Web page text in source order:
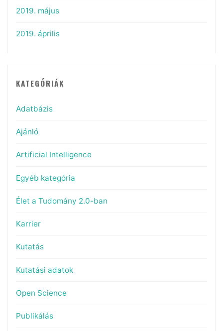
2019. május
2019. április
KATEGÓRIÁK
Adatbázis
Ajánló
Artificial Intelligence
Egyéb kategória
Élet a Tudomány 2.0-ban
Karrier
Kutatás
Kutatási adatok
Open Science
Publikálás